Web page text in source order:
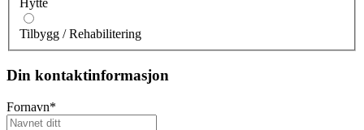
Hytte
Tilbygg / Rehabilitering
Din kontaktinformasjon
Fornavn*